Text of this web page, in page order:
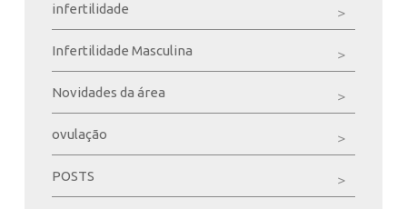
infertilidade
Infertilidade Masculina
Novidades da área
ovulação
POSTS